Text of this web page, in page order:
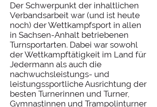
Der Schwerpunkt der inhaltlichen
Verbandsarbeit war (und ist heute
noch) der Wettkampfsport in allen
in Sachsen-Anhalt betriebenen
Turnsportarten. Dabei war sowohl
der Wettkampftätigkeit im Land für
Jedermann als auch die
nachwuchsleistungs- und
leistungssportliche Ausrichtung der
besten Turnerinnen und Turner,
Gymnastinnen und Trampolinturner